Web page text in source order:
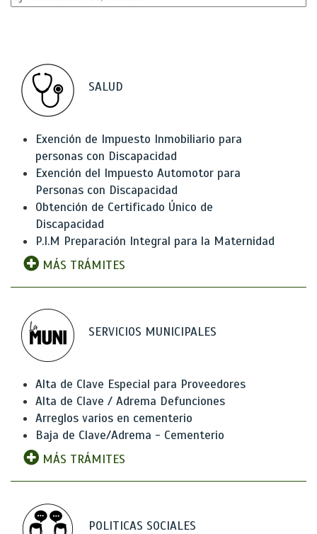
SALUD
Exención de Impuesto Inmobiliario para
personas con Discapacidad
Exención del Impuesto Automotor para
Personas con Discapacidad
Obtención de Certificado Único de
Discapacidad
P.I.M Preparación Integral para la Maternidad
MÁS TRÁMITES
SERVICIOS MUNICIPALES
Alta de Clave Especial para Proveedores
Alta de Clave / Adrema Defunciones
Arreglos varios en cementerio
Baja de Clave/Adrema - Cementerio
MÁS TRÁMITES
POLITICAS SOCIALES